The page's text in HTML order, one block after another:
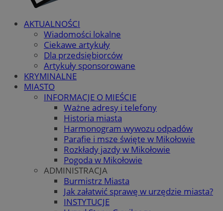
AKTUALNOŚCI
Wiadomości lokalne
Ciekawe artykuły
Dla przedsiębiorców
Artykuły sponsorowane
KRYMINALNE
MIASTO
INFORMACJE O MIEŚCIE
Ważne adresy i telefony
Historia miasta
Harmonogram wywozu odpadów
Parafie i msze święte w Mikołowie
Rozkłady jazdy w Mikołowie
Pogoda w Mikołowie
ADMINISTRACJA
Burmistrz Miasta
Jak załatwić sprawę w urzędzie miasta?
INSTYTUCJE